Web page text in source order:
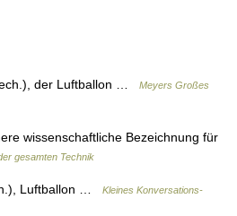
der Luftballon …
Meyers Großes
wissenschaftliche Bezeichnung für
gesamten Technik
Luftballon …
Kleines Konversations-